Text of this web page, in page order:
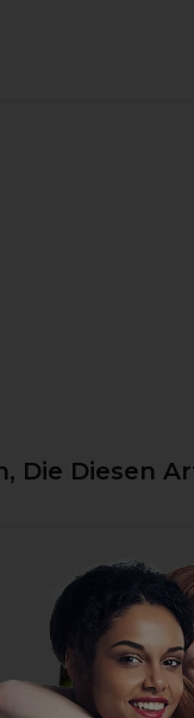
Die Diesen